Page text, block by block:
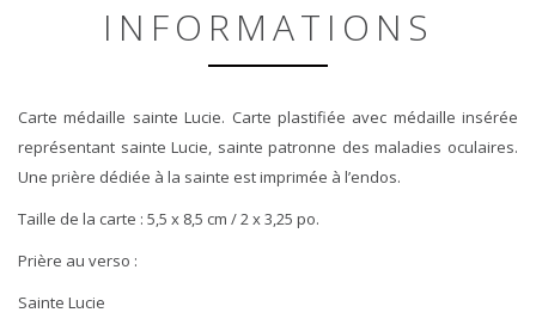
INFORMATIONS
Carte médaille sainte Lucie. Carte plastifiée avec médaille insérée
représentant sainte Lucie, sainte patronne des maladies oculaires.
Une prière dédiée à la sainte est imprimée à l’endos.
Taille de la carte : 5,5 x 8,5 cm / 2 x 3,25 po.
Prière au verso :
Sainte Lucie